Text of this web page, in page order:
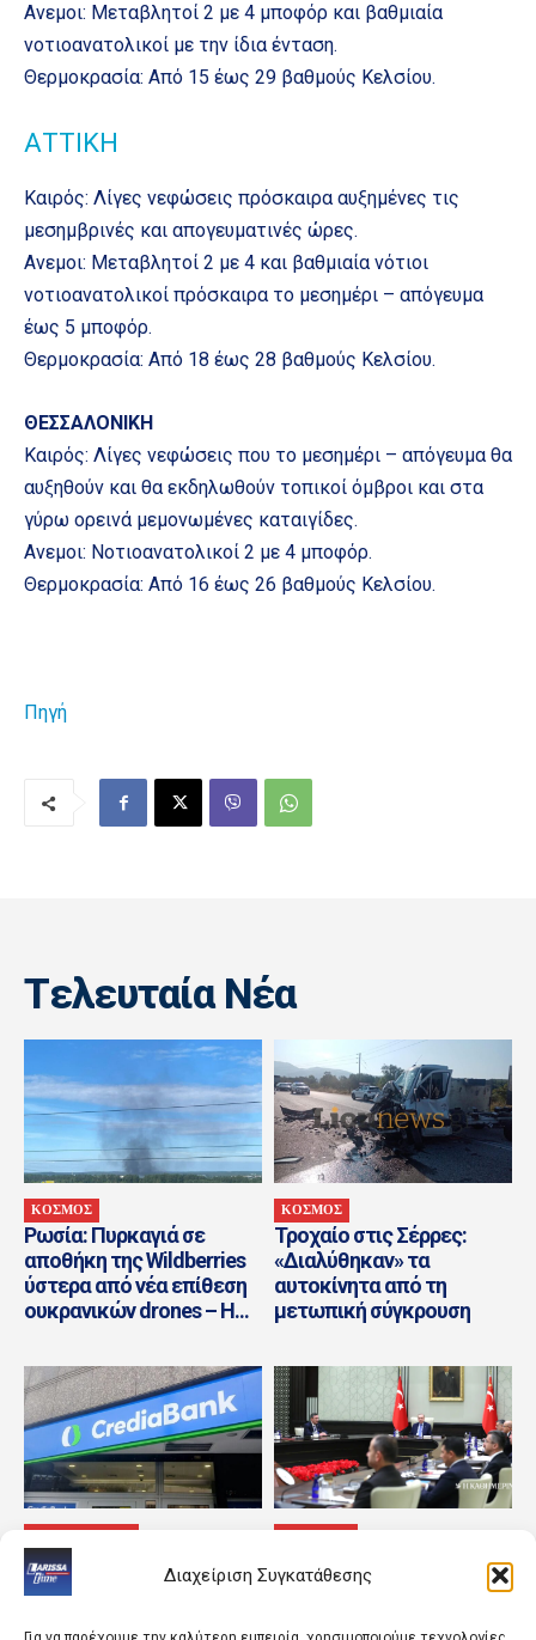
Διαχείριση Συγκατάθεσης
Ανεμοι: Μεταβλητοί 2 με 4 μποφόρ και βαθμιαία
νοτιοανατολικοί με την ίδια ένταση.
Θερμοκρασία: Από 15 έως 29 βαθμούς Κελσίου.
ΑΤΤΙΚΗ
Καιρός: Λίγες νεφώσεις πρόσκαιρα αυξημένες τις
μεσημβρινές και απογευματινές ώρες.
Ανεμοι: Μεταβλητοί 2 με 4 και βαθμιαία νότιοι
νοτιοανατολικοί πρόσκαιρα το μεσημέρι – απόγευμα
έως 5 μποφόρ.
Θερμοκρασία: Από 18 έως 28 βαθμούς Κελσίου.
ΘΕΣΣΑΛΟΝΙΚΗ
Καιρός: Λίγες νεφώσεις που το μεσημέρι – απόγευμα θα
αυξηθούν και θα εκδηλωθούν τοπικοί όμβροι και στα
γύρω ορεινά μεμονωμένες καταιγίδες.
Ανεμοι: Νοτιοανατολικοί 2 με 4 μποφόρ.
Θερμοκρασία: Από 16 έως 26 βαθμούς Κελσίου.
Πηγή
Tελευταία Nέα
ΚΟΣΜΟΣ
Ρωσία: Πυρκαγιά σε
αποθήκη της Wildberries
ύστερα από νέα επίθεση
ουκρανικών drones – Η...
ΚΟΣΜΟΣ
Τροχαίο στις Σέρρες:
«Διαλύθηκαν» τα
αυτοκίνητα από τη
μετωπική σύγκρουση
ΑΓΡΟΤΙΚΑ ΝΕΑ
Οι υψηλές επιδόσεις της
CrediaBank συνέχισαν και
ΠΟΛΙΤΙΚΗ
επέστρεψαν στο Αιγαίο